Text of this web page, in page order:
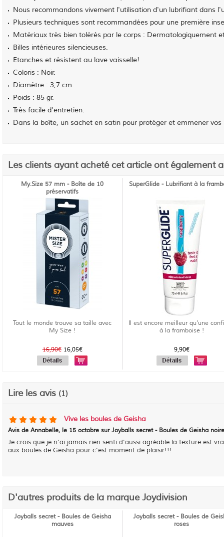
Nous recommandons vivement l'utilisation d'un lubrifiant dans
Plusieurs techniques sont recommandées pour une première
Matériaux très bien tolérés par le corps : Dermatologiquement
Billes intérieures silencieuses.
Etanches et résistent au lave vaisselle!
Coloris : Noir.
Diamètre : 3,7 cm.
Poids : 85 gr.
Très facile d'entretien.
Dans la boîte, un sachet en satin pour protéger et emmener
Les clients ayant acheté cet article ont également
My.Size 57 mm - Boîte de 10
préservatifs
Tout le monde trouve sa taille avec
My Size !
16,90€16,05€
SuperGlide - Lubrifiant à la
Il est encore meilleur qu'une
à la framboise !
9,90€
Lire les avis (1)
Vive les boules de Geisha
Avis de Annabelle, le 15 octobre sur Joyballs secret - Boules de Geisha
Je crois que je n'ai jamais rien senti d'aussi agréable la texture est
aux boules de Geisha pour c'est moment de plaisir!!!
D'autres produits de la marque Joydivision
Joyballs secret - Boules de Geisha
mauves
Joyballs secret - Boules de
roses